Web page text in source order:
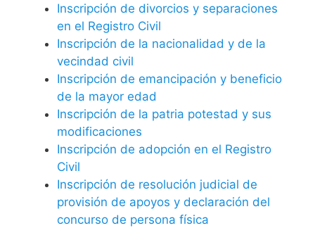
Inscripción de divorcios y separaciones
en el Registro Civil
Inscripción de la nacionalidad y de la
vecindad civil
Inscripción de emancipación y beneficio
de la mayor edad
Inscripción de la patria potestad y sus
modificaciones
Inscripción de adopción en el Registro
Civil
Inscripción de resolución judicial de
provisión de apoyos y declaración del
concurso de persona física